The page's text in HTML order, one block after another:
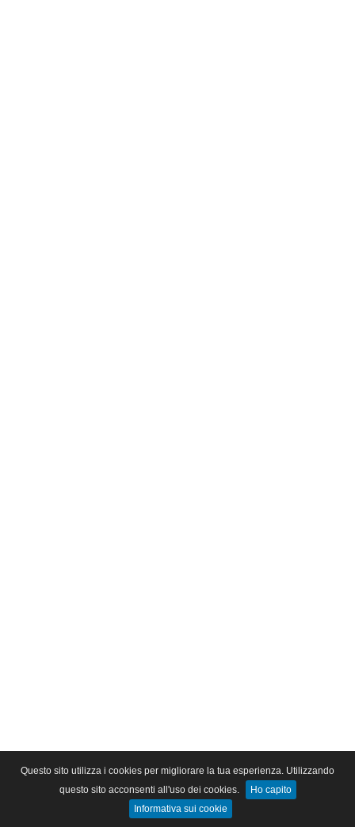
Questo sito utilizza i cookies per migliorare la tua esperienza. Utilizzando
questo sito acconsenti all'uso dei cookies.
Ho capito
Informativa sui cookie